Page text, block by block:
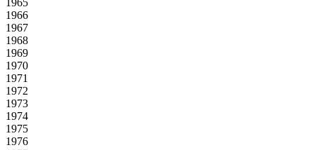
1966
1967
1968
1969
1970
1971
1972
1973
1974
1975
1976